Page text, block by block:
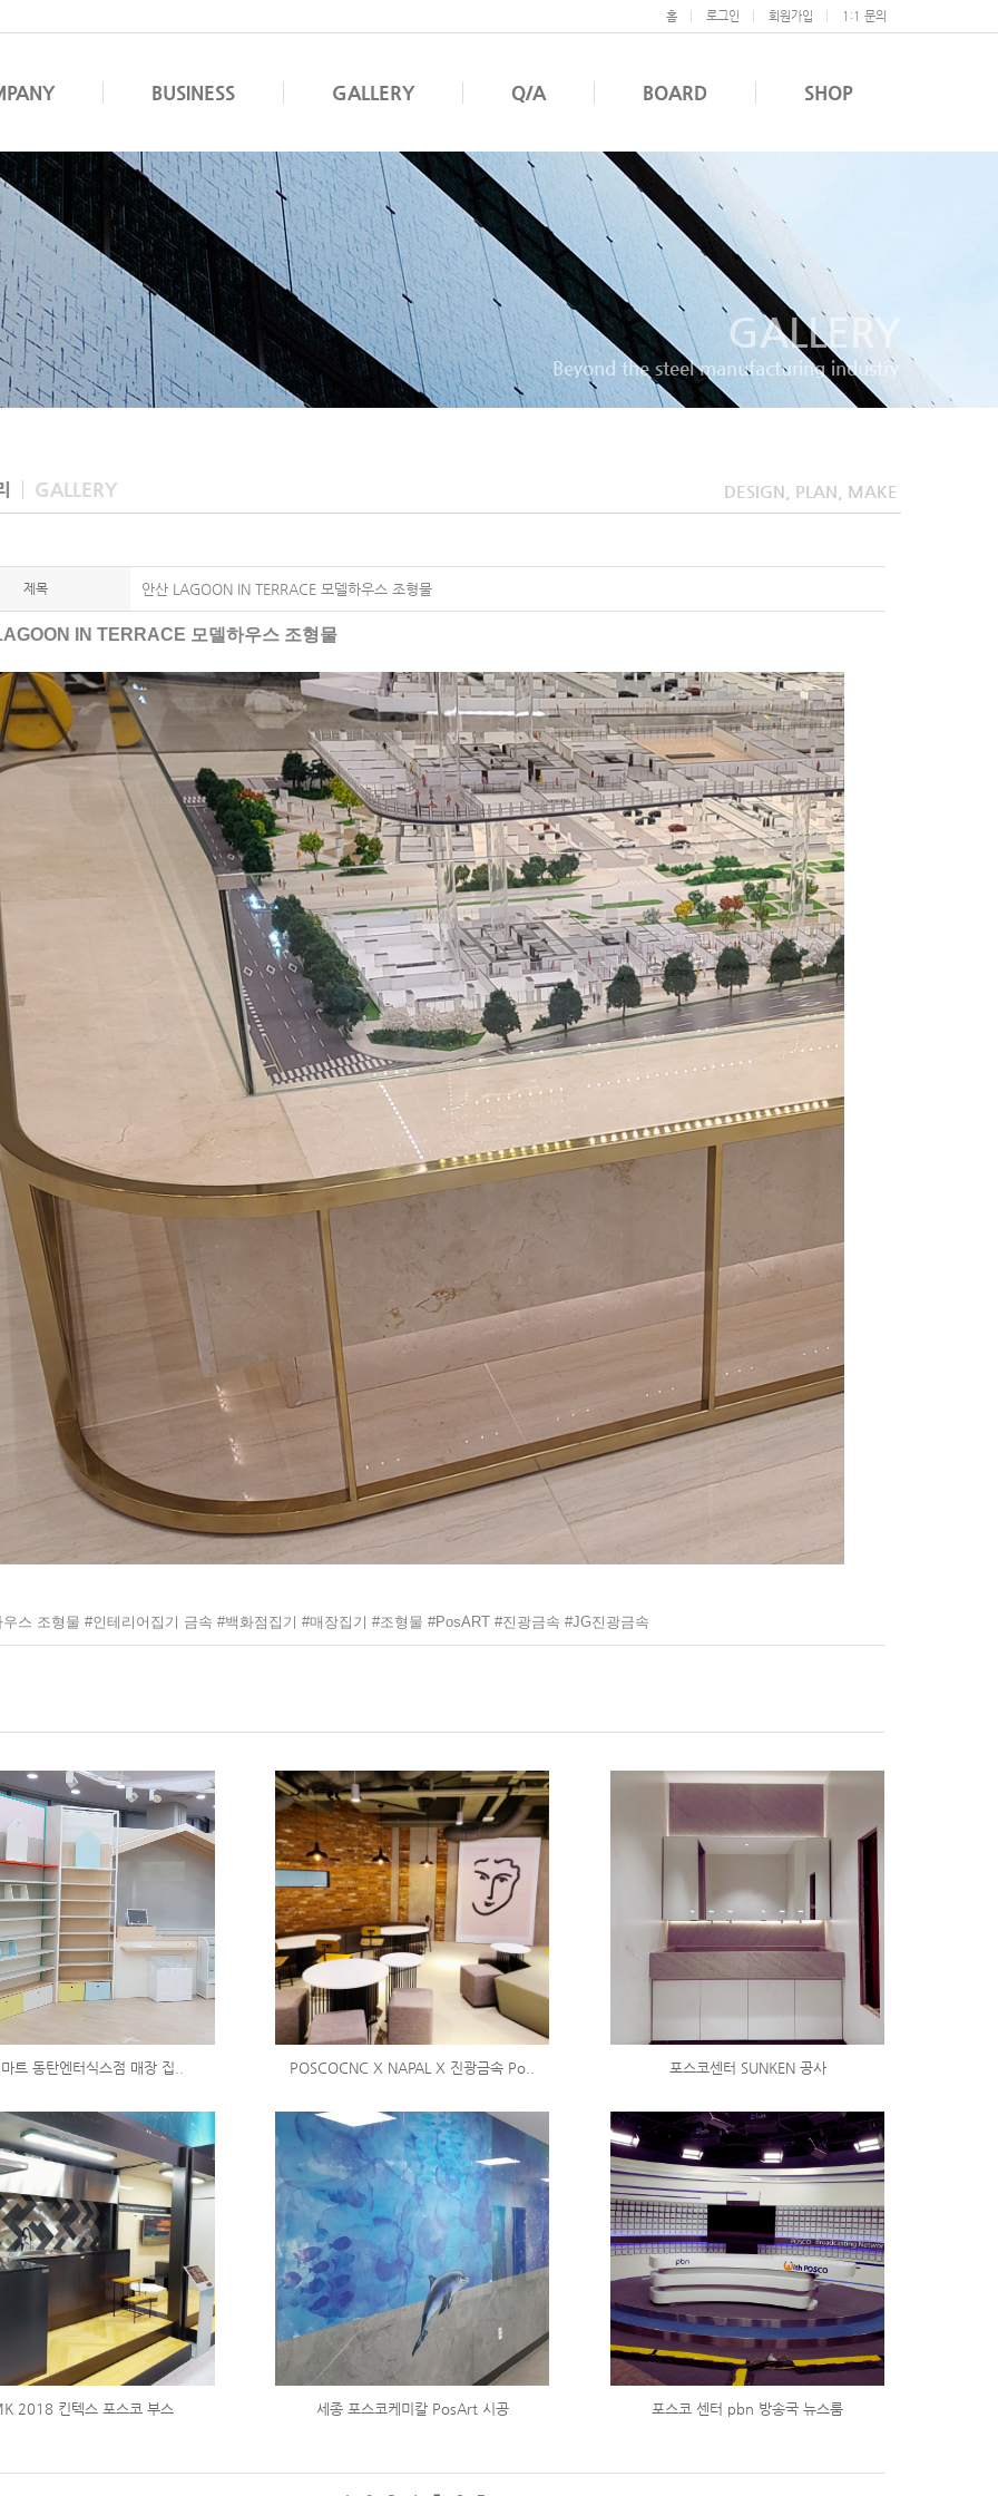
홈 로그인 회원가입 1:1 문의
BUSINESS GALLERY Q/A BOARD SHOP
GALLERY
Beyond the steel manufacturing industry
GALLERY DESIGN, PLAN, MAKE
제목 안산 LAGOON IN TERRACE 모델하우스 조형물
IN TERRACE 모델하우스 조형물
스 조형물 #인테리어집기 금속 #백화점집기 #매장집기 #조형물 #PosART #진광금속 #JG진광금속
트 동탄엔터식스점 매장 집.. POSCOCNC X NAPAL X 진광금속 Po.. 포스코센터 SUNKEN 공사
2018 킨텍스 포스코 부스 세종 포스코케미칼 PosArt 시공 포스코 센터 pbn 방송국 뉴스룸